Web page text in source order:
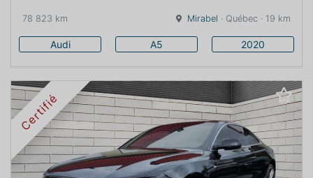
78 823 km Mirabel · Québec · 19 km
Audi A5 2020
Certifié